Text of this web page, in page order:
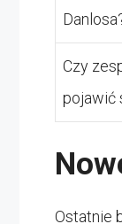
Czy
pojawić
Ostatnie